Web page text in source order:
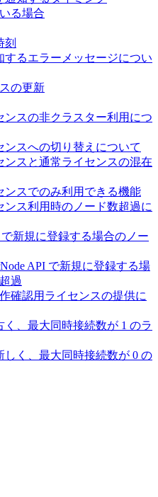
る場合
刻
するエラーメッセージについ
の更新
ンスの非クラスター利用につ
ンスへの切り替えについて
ンスと通常ライセンスの混在
ンスでのみ利用できる機能
ンス利用時のノード数超過に
で新規に登録する場合のノー
API で新規に登録する場
過
確認用ライセンスの提供に
く、最大同時接続数が 1 のラ
しく、最大同時接続数が 0 の